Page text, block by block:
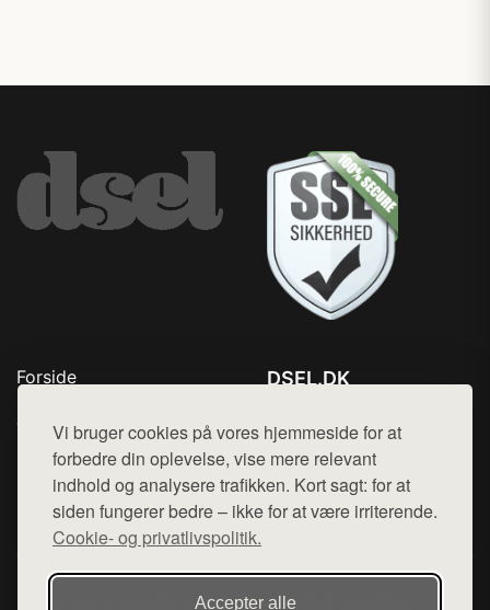
Vi bruger cookies på vores hjemmeside for at
forbedre din oplevelse, vise mere relevant
indhold og analysere trafikken. Kort sagt: for at
siden fungerer bedre – ikke for at være irriterende.
Cookie- og privatlivspolitik.
Accepter alle
Forside
Top Rabatter
Blog
Kontakt
DSEL.DK
Mail: hej@want.dk
Cookie- og privatlivspolitik
Denne side er en del af want.dk, der udgiver en række